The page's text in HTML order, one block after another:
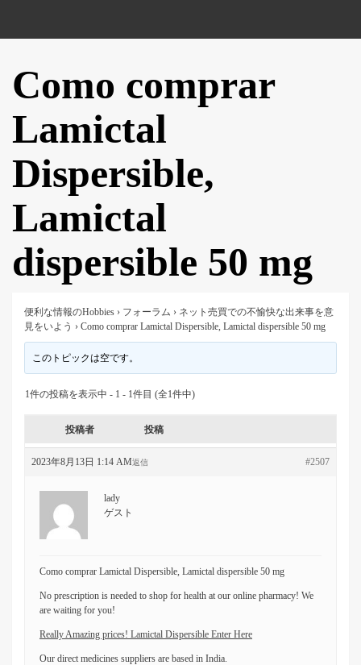
Como comprar
Lamictal
Dispersible,
Lamictal
dispersible 50 mg
便利な情報のHobbies › フォーラム › ネット売買での不愉快な出来事を意
見をいよう › Como comprar Lamictal Dispersible, Lamictal dispersible 50 mg
このトピックは空です。
1件の投稿を表示中 - 1 - 1件目 (全1件中)
投稿者 投稿
2023年8月13日 1:14 AM #2507
返信
lady
ゲスト
Como comprar Lamictal Dispersible, Lamictal dispersible 50 mg
No prescription is needed to shop for health at our online pharmacy! We
are waiting for you!
Really Amazing prices! Lamictal Dispersible Enter Here
Our direct medicines suppliers are based in India.